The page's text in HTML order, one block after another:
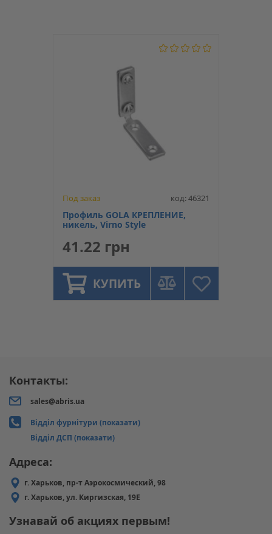
Под заказ код: 46321
Профиль GOLA КРЕПЛЕНИЕ,
никель, Virno Style
41.22 грн
КУПИТЬ
Контакты:
sales@abris.ua
Відділ фурнітури (показати)
Відділ ДСП (показати)
Адреса:
г. Харьков, пр-т Аэрокосмический, 98
г. Харьков, ул. Киргизская, 19Е
Узнавай об акциях первым!